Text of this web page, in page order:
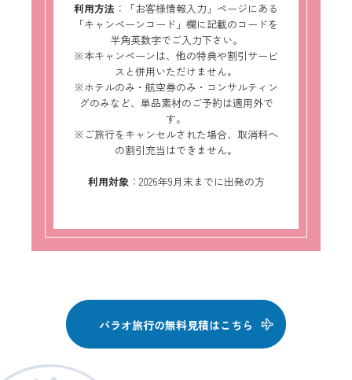
利用方法 ：「お客様情報入力」ページにある
「キャンペーンコード」欄に記載のコードを
半角英数字でご入力下さい。
※本キャンペーンは、他の特典や割引サービ
スと併用いただけません。
※ホテルのみ・航空券のみ・コンサルティン
グのみなど、単品素材のご予約は適用外で
す。
※ご旅行をキャンセルされた場合、取消料へ
の割引充当はできません。
利用対象：2026年9月末までに出発の方
パラオ旅行の無料見積はこちら